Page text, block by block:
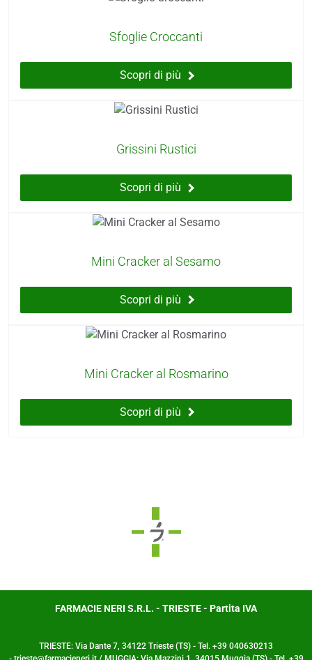
Sfoglie Croccanti
Scopri di più
Grissini Rustici
Scopri di più
Mini Cracker al Sesamo
Scopri di più
Mini Cracker al Rosmarino
Scopri di più
FARMACIE NERI S.R.L. - TRIESTE - Partita IVA
TRIESTE: Via Dante 7, 34122 Trieste (TS) - Tel. +39 040630213